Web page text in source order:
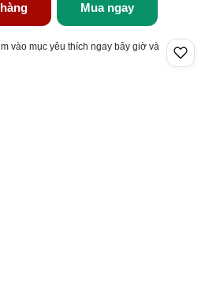
Mua ngay
vào mục yêu thích ngay bây giờ và